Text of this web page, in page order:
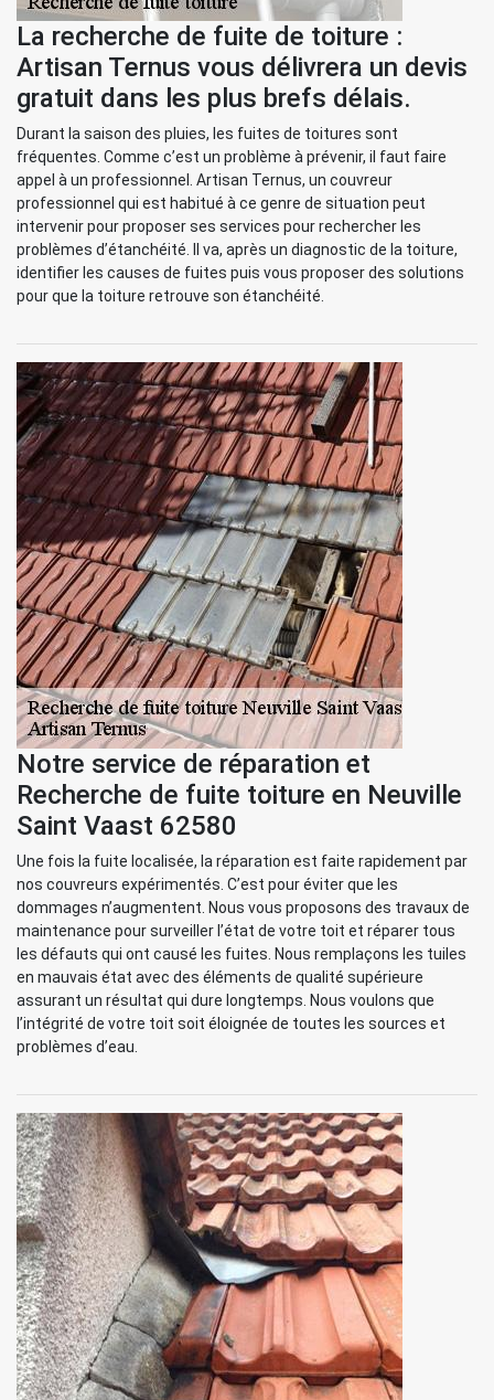
La recherche de fuite de toiture :
Artisan Ternus vous délivrera un devis
gratuit dans les plus brefs délais.
Durant la saison des pluies, les fuites de toitures sont
fréquentes. Comme c’est un problème à prévenir, il faut faire
appel à un professionnel. Artisan Ternus, un couvreur
professionnel qui est habitué à ce genre de situation peut
intervenir pour proposer ses services pour rechercher les
problèmes d’étanchéité. Il va, après un diagnostic de la toiture,
identifier les causes de fuites puis vous proposer des solutions
pour que la toiture retrouve son étanchéité.
Notre service de réparation et
Recherche de fuite toiture en Neuville
Saint Vaast 62580
Une fois la fuite localisée, la réparation est faite rapidement par
nos couvreurs expérimentés. C’est pour éviter que les
dommages n’augmentent. Nous vous proposons des travaux de
maintenance pour surveiller l’état de votre toit et réparer tous
les défauts qui ont causé les fuites. Nous remplaçons les tuiles
en mauvais état avec des éléments de qualité supérieure
assurant un résultat qui dure longtemps. Nous voulons que
l’intégrité de votre toit soit éloignée de toutes les sources et
problèmes d’eau.